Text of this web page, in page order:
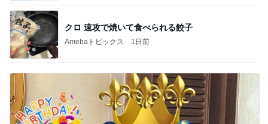
クロ 速攻で焼いて食べられる餃子
Amebaトピックス 1日前